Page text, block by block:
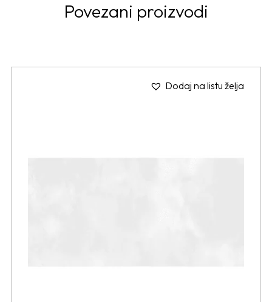
Povezani proizvodi
Dodaj na listu želja